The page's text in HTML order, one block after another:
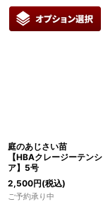
庭のあじさい苗
【HBAクレージーテンシ
ア】5号
2,500円(税込)
ご予約承り中